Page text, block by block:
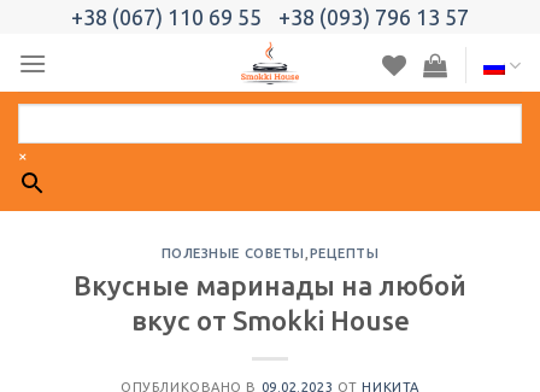
content
+38 (067) 110 69 55 +38 (093) 796 13 57
×
ПОЛЕЗНЫЕ СОВЕТЫ РЕЦЕПТЫ
Вкусные маринады на любой
вкус от Smokki House
ОПУБЛИКОВАНО В 09.02.2023 ОТНИКИТА